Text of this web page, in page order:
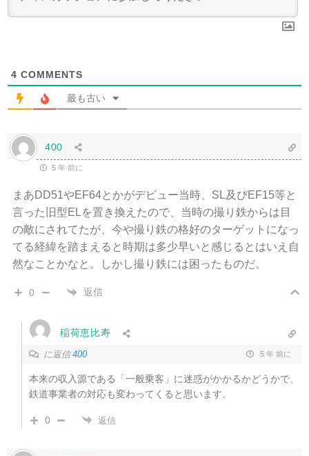
4 COMMENTS
最も古い
400
5 年 前に
まあDD51やEF64とかがデビュー当時、SL及びEF15等と
言った旧型ELを置き換えたので、当時の撮り鉄からは目
の敵にされてたが、今や撮り鉄の格好のターゲットになっ
てる経緯を踏まえると時期は多少早いと感じるとはいえ自
然なことかなと。しかし撮り鉄には困ったものだ。
0 返信
稲荷恵比寿
に返信400 5 年 前に
本来の収入源である「一般乗客」に迷惑がかかるかどうかで、
鉄道事業者の対応も変わってくると思います。
0 返信